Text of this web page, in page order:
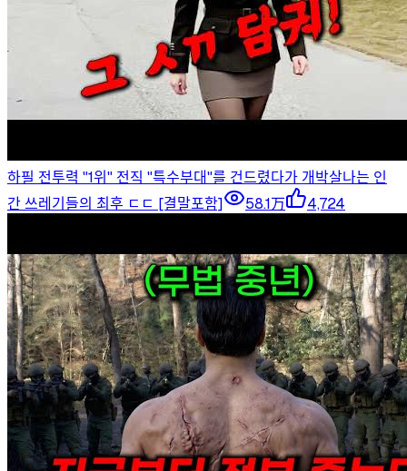
하필 전투력 "1위" 전직 "특수부대"를 건드렸다가 개박살나는 인
간 쓰레기들의 최후 ㄷㄷ [결말포함]
58.1万 4,724